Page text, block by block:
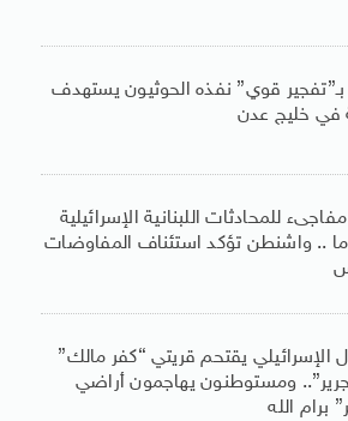
قوي” نفذه الحوثيون يستهدف
في خليج عدن
للمحادثات اللبنانية الإسرائيلية
.. واشنطن تؤكد استئناف المفاوضات
الإسرائيلي يقتحم قريتي “كفر مالك”
جرير”.. ومستوطنون يهاجمون أراضي
برام الله